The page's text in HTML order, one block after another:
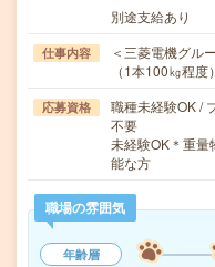
別途支給あり
仕事内容
＜三菱電機グル
（1本100㎏程
応募資格
職種未経験OK /
不要
未経験OK＊重量
能な方
職場の雰囲気
年齢層